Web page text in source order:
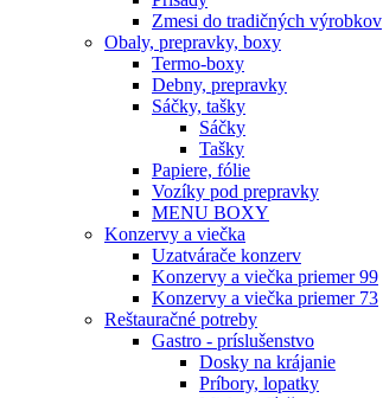
Zmesi do tradičných výrobkov
Obaly, prepravky, boxy
Termo-boxy
Debny, prepravky
Sáčky, tašky
Sáčky
Tašky
Papiere, fólie
Vozíky pod prepravky
MENU BOXY
Konzervy a viečka
Uzatvárače konzerv
Konzervy a viečka priemer 99
Konzervy a viečka priemer 73
Reštauračné potreby
Gastro - príslušenstvo
Dosky na krájanie
Príbory, lopatky